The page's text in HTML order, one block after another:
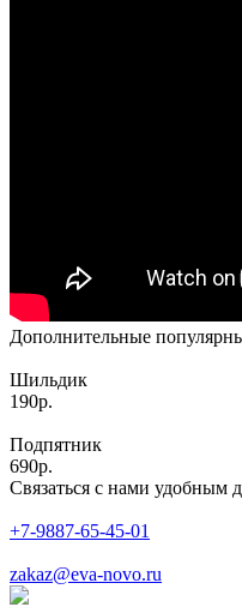
Дополнительные
Шильдик
190р.
Подпятник
690р.
Связаться с нами удобным
+7-9887-65-45-01
zakaz@eva-novo.ru